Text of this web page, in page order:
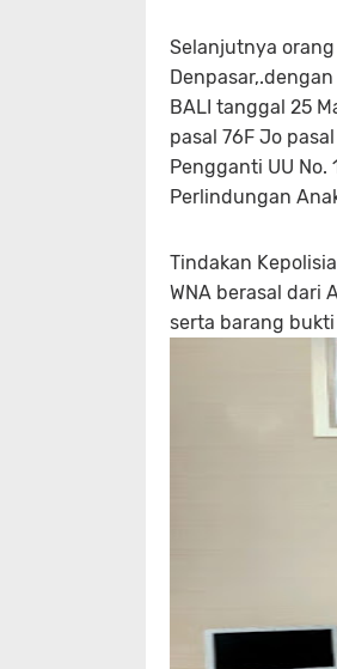
Selanjutnya
BALI tanggal 25
pasal 76F Jo
Pengganti UU
Perlindungan
Tindakan
WNA berasal dari
serta barang